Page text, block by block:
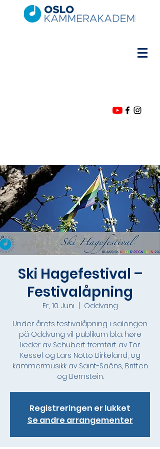
Ski Hagefestival –
Festivalåpning
Fr., 10. Juni
Oddvang
Under årets festivalåpning i salongen
på Oddvang vil publikum bl.a. høre
lieder av Schubert fremført av Tor
Kessel og Lars Notto Birkeland, og
kammermusikk av Saint-Saëns, Britten
og Bernstein.
Registreringen er lukket
Se andre arrangementer